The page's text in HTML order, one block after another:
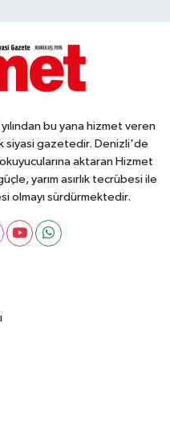
bu yana hizmet veren
siyasi gazetedir. Denizli'de
aktaran Hizmet
yarım asırlık tecrübesi ile
olmayı sürdürmektedir.